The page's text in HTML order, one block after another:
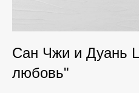
Сан Чжи и Дуань
любовь"